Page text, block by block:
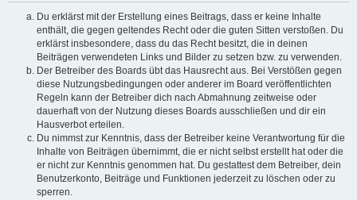
Du erklärst mit der Erstellung eines Beitrags, dass er keine Inhalte
enthält, die gegen geltendes Recht oder die guten Sitten verstoßen. Du
erklärst insbesondere, dass du das Recht besitzt, die in deinen
Beiträgen verwendeten Links und Bilder zu setzen bzw. zu verwenden.
Der Betreiber des Boards übt das Hausrecht aus. Bei Verstößen gegen
diese Nutzungsbedingungen oder anderer im Board veröffentlichten
Regeln kann der Betreiber dich nach Abmahnung zeitweise oder
dauerhaft von der Nutzung dieses Boards ausschließen und dir ein
Hausverbot erteilen.
Du nimmst zur Kenntnis, dass der Betreiber keine Verantwortung für die
Inhalte von Beiträgen übernimmt, die er nicht selbst erstellt hat oder die
er nicht zur Kenntnis genommen hat. Du gestattest dem Betreiber, dein
Benutzerkonto, Beiträge und Funktionen jederzeit zu löschen oder zu
sperren.